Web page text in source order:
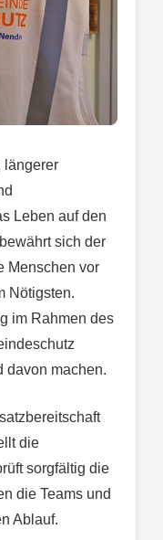
längerer
Leben auf den
sich der
Menschen vor
Nötigsten.
im Rahmen des
davon machen.
die
sorgfältig die
die Teams und
Ablauf.